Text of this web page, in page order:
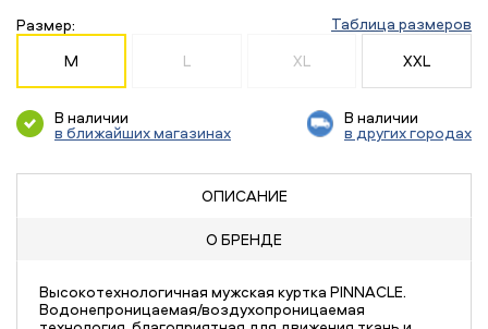
Размер:
Таблица размеров
M
L XL XXL
В наличии
в ближайших магазинах
В наличии
в других городах
ОПИСАНИЕ
О БРЕНДЕ
Высокотехнологичная мужская куртка PINNACLE.
Водонепроницаемая/воздухопроницаемая